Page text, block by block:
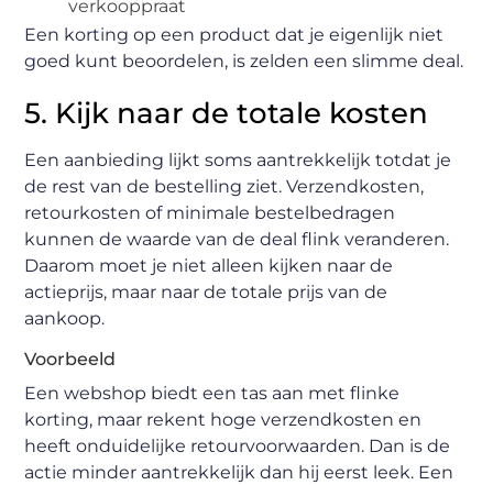
verkooppraat
Een korting op een product dat je eigenlijk niet
goed kunt beoordelen, is zelden een slimme deal.
5. Kijk naar de totale kosten
Een aanbieding lijkt soms aantrekkelijk totdat je
de rest van de bestelling ziet. Verzendkosten,
retourkosten of minimale bestelbedragen
kunnen de waarde van de deal flink veranderen.
Daarom moet je niet alleen kijken naar de
actieprijs, maar naar de totale prijs van de
aankoop.
Voorbeeld
Een webshop biedt een tas aan met flinke
korting, maar rekent hoge verzendkosten en
heeft onduidelijke retourvoorwaarden. Dan is de
actie minder aantrekkelijk dan hij eerst leek. Een